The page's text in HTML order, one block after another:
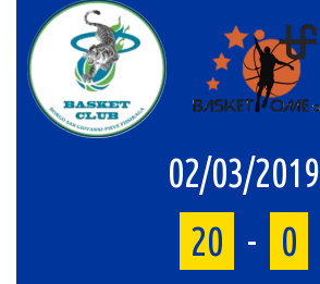
02/03/2019
20 -
0